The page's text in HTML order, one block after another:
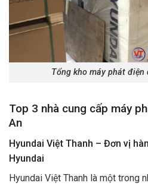
Tổng kho máy phát điện
Top 3 nhà cung cấp máy
An
Hyundai Việt Thanh – Đơn vị
Hyundai
Hyundai Việt Thanh là một trong